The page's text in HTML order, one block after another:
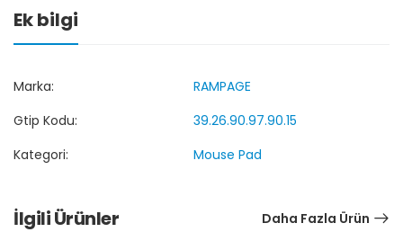
Ek bilgi
Marka:
RAMPAGE
Gtip Kodu:
39.26.90.97.90.15
Kategori:
Mouse Pad
İlgili Ürünler Daha Fazla Ürün